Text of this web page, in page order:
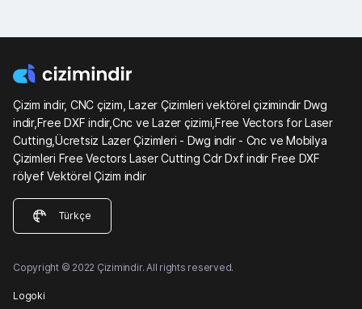
Çizim indir, CNC çizim, Lazer Çizimleri vektörel çizimindir Dwg
indir,Free DXF indir,Cnc ve Lazer çizimi,Free Vectors for Laser
Cutting,Ücretsiz Lazer Çizimleri - Dwg indir - Cnc ve Mobilya
Çizimleri Free Vectors Laser Cutting Cdr Dxf indir Free DXF
rölyef Vektörel Çizim indir
Türkçe
Copyright © 2022 Çizimindir. All rights reserved.
Logoki